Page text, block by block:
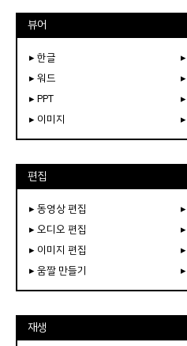
뷰어
▸ 한글
▸ 워드
▸ PPT
▸ 이미지
편집
▸ 동영상 편집
▸ 오디오 편집
▸ 이미지 편집
▸ 움짤 만들기
재생